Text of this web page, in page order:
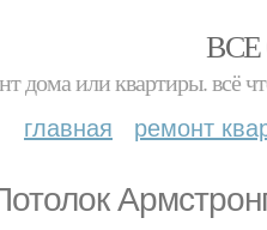
дома или квартиры. всё
главная ремонт